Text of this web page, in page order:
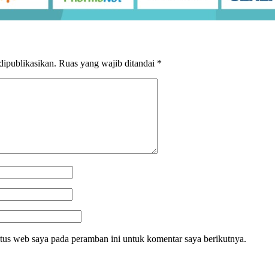
Ruas yang wajib ditandai *
web saya pada peramban ini untuk komentar saya berikutnya.